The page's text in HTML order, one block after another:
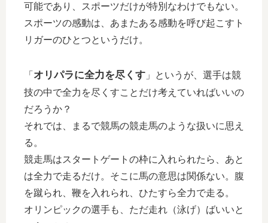
可能であり、スポーツだけが特別なわけでもない。
スポーツの感動は、あまたある感動を呼び起こすト
リガーのひとつというだけ。
「 オリパラに全力を尽くす 」というが、選手は競
技の中で全力を尽くすことだけ考えていればいいの
だろうか？
それでは、まるで競馬の競走馬のような扱いに思え
る。
競走馬はスタートゲートの枠に入れられたら、あと
は全力で走るだけ。そこに馬の意思は関係ない。腹
を蹴られ、鞭を入れられ、ひたすら全力で走る。
オリンピックの選手も、ただ走れ（泳げ）ばいいと